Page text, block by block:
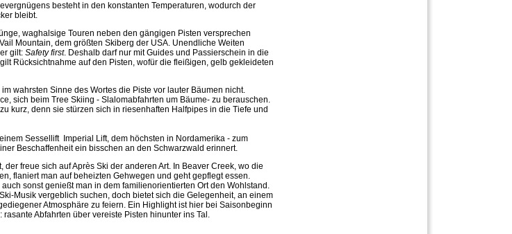
besteht in den konstanten Temperaturen, wodurch der
bleibt.
waghalsige Touren neben den gängigen Pisten versprechen
Mountain, dem größten Skiberg der USA. Unendliche Weiten
gilt: Safety first. Deshalb darf nur mit Guides und Passierschein in die
Rücksichtnahme auf den Pisten, wofür die fleißigen, gelb gekleideten
wahrsten Sinne des Wortes die Piste vor lauter Bäumen nicht.
sich beim Tree Skiing - Slalomabfahrten um Bäume- zu berauschen.
kurz, denn sie stürzen sich in riesenhaften Halfpipes in die Tiefe und
Sessellift  Imperial Lift, dem höchsten in Nordamerika - zum
Beschaffenheit ein bisschen an den Schwarzwald erinnert.
freue sich auf Après Ski der anderen Art. In Beaver Creek, wo die
flaniert man auf beheizten Gehwegen und geht gepflegt essen.
sonst genießt man in dem familienorientierten Ort den Wohlstand.
Musik vergeblich suchen, doch bietet sich die Gelegenheit, an einem
Atmosphäre zu feiern. Ein Highlight ist hier bei Saisonbeginn
: rasante Abfahrten über vereiste Pisten hinunter ins Tal.